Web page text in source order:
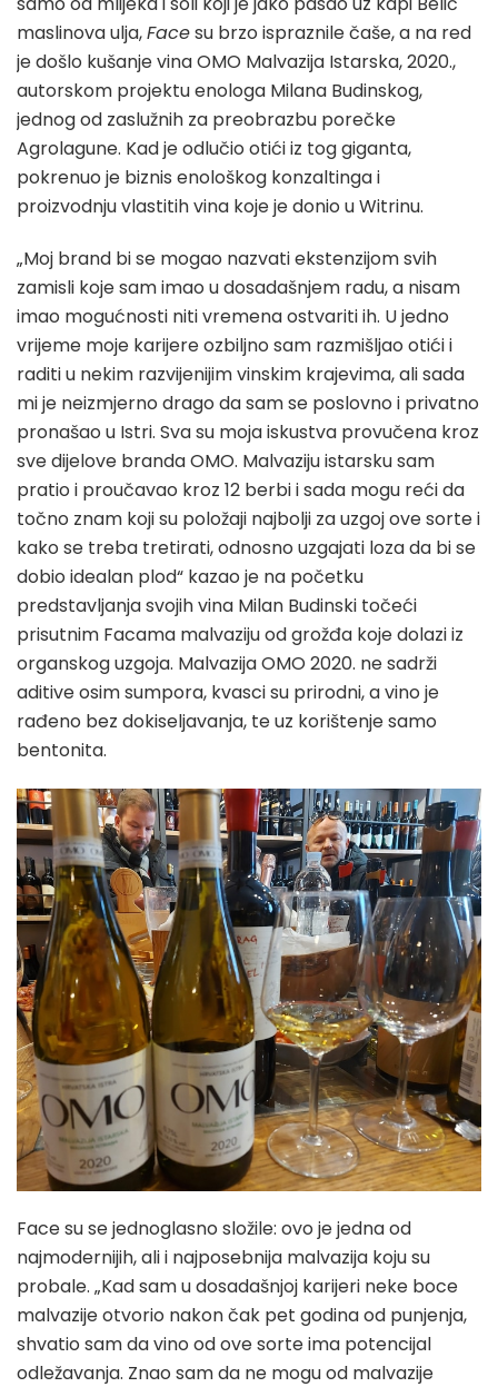
maslinova ulja,Facesu brzo ispraznile čaše, a na red
je došlo kušanje vina OMO Malvazija Istarska, 2020.,
autorskom projektu enologa Milana Budinskog,
jednog od zaslužnih za preobrazbu porečke
Agrolagune. Kad je odlučio otići iz tog giganta,
pokrenuo je biznis enološkog konzaltinga i
proizvodnju vlastitih vina koje je donio u Witrinu.
„Moj brand bi se mogao nazvati ekstenzijom svih
zamisli koje sam imao u dosadašnjem radu, a nisam
imao mogućnosti niti vremena ostvariti ih. U jedno
vrijeme moje karijere ozbiljno sam razmišljao otići i
raditi u nekim razvijenijim vinskim krajevima, ali sada
mi je neizmjerno drago da sam se poslovno i privatno
pronašao u Istri. Sva su moja iskustva provučena kroz
sve dijelove branda OMO. Malvaziju istarsku sam
pratio i proučavao kroz 12 berbi i sada mogu reći da
točno znam koji su položaji najbolji za uzgoj ove sorte i
kako se treba tretirati, odnosno uzgajati loza da bi se
dobio idealan plod“ kazao je na početku
predstavljanja svojih vina Milan Budinski točeći
prisutnim Facama malvaziju od grožđa koje dolazi iz
organskog uzgoja. Malvazija OMO 2020. ne sadrži
aditive osim sumpora, kvasci su prirodni, a vino je
rađeno bez dokiseljavanja, te uz korištenje samo
bentonita.
Face su se jednoglasno složile: ovo je jedna od
najmodernijih, ali i najposebnija malvazija koju su
probale. „Kad sam u dosadašnjoj karijeri neke boce
malvazije otvorio nakon čak pet godina od punjenja,
shvatio sam da vino od ove sorte ima potencijal
odležavanja. Znao sam da ne mogu od malvazije